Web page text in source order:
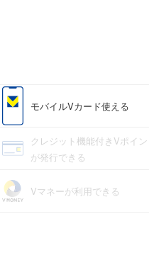
モバイルVカード使える
クレジット機能付きVポイ
が発行できる
Vマネーが利用できる